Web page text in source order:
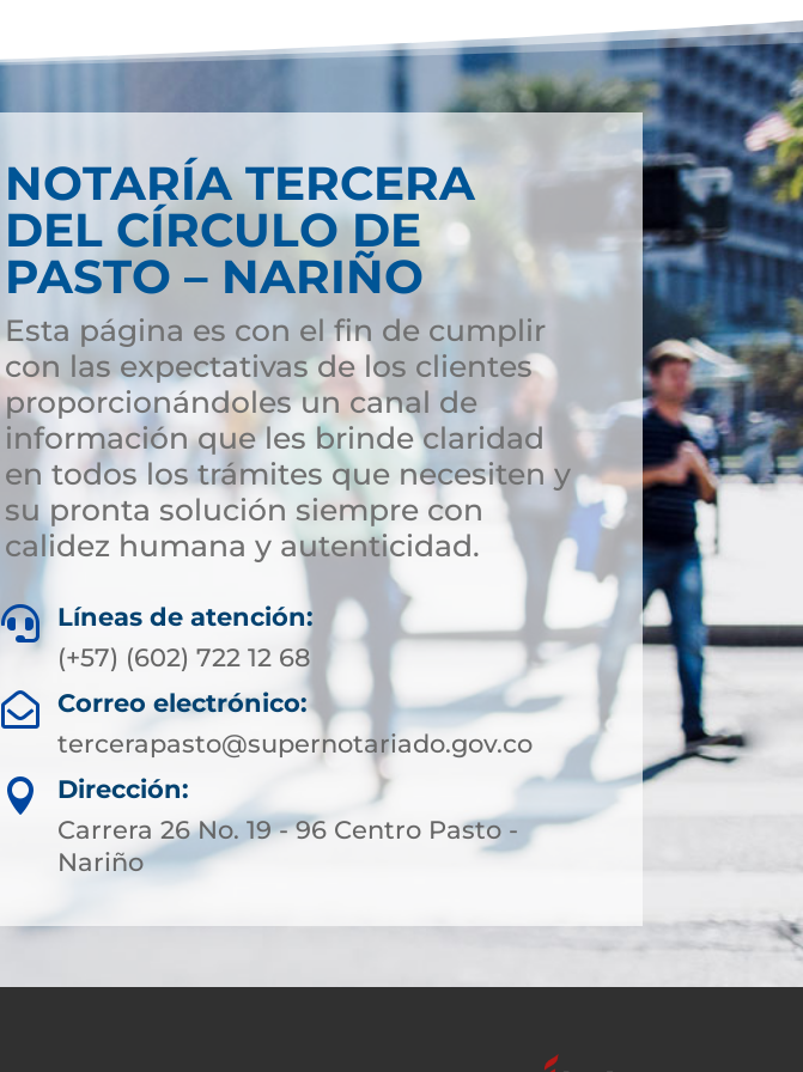
NOTARÍA TERCERA
DEL CÍRCULO DE
PASTO – NARIÑO
Esta página es con el fin de cumplir
con las expectativas de los clientes
proporcionándoles un canal de
información que les brinde claridad
en todos los trámites que necesiten y
su pronta solución siempre con
calidez humana y autenticidad.

Líneas de atención:
(+57) (602) 722 12 68

Correo electrónico:
tercerapasto@supernotariado.gov.co

Dirección:
Carrera 26 No. 19 - 96 Centro Pasto -
Nariño